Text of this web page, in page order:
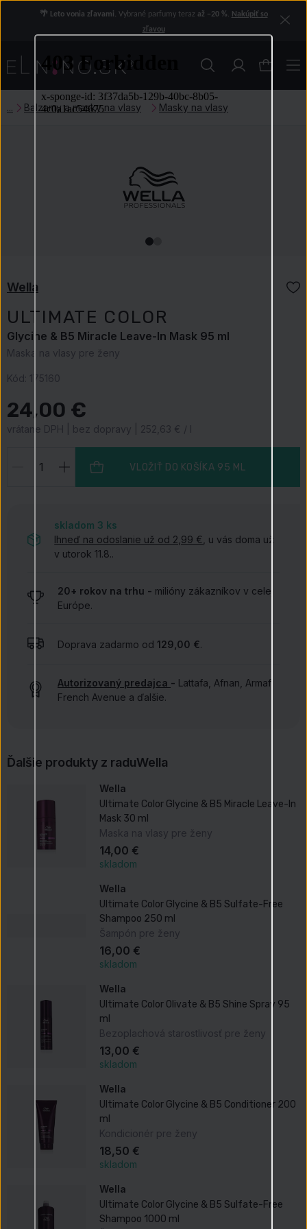
🌴 Leto vonia zľavami. Vybrané parfumy teraz až −20 %. Nakúpiť so
zľavou
Balzamy a masky na vlasy Masky na vlasy
Wella
ULTIMATE COLOR
Glycine & B5 Miracle Leave-In Mask 95 ml
Maska na vlasy pre ženy
Kód: 175160
24,00 €
vrátane DPH | bez dopravy | 252,63 € / l
VLOŽIŤ DO KOŠÍKA 95 ML
skladom 3 ks
Ihneď na odoslanie už od 2,99 €
, u vás doma už
v utorok 11.8..
20+ rokov na trhu - milióny zákazníkov v celej
Európe.
Doprava zadarmo od 129,00 €.
Autorizovaný predajca - Lattafa, Afnan, Armaf,
French Avenue a ďalšie.
Ďalšie produkty z raduWella
Wella
Ultimate Color Glycine & B5 Miracle Leave-In
Mask 30 ml
Maska na vlasy pre ženy
14,00 €
skladom
Wella
Ultimate Color Glycine & B5 Sulfate-Free
Shampoo 250 ml
Šampón pre ženy
16,00 €
skladom
Wella
Ultimate Color Olivate & B5 Shine Spray 95
ml
Bezoplachová starostlivosť pre ženy
13,00 €
skladom
Wella
Ultimate Color Glycine & B5 Conditioner 200
ml
Kondicionér pre ženy
18,50 €
skladom
Wella
Ultimate Color Glycine & B5 Sulfate-Free
Shampoo 1000 ml